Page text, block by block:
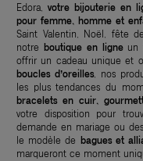
Edora, votre bijouterie en
pour femme, homme et
Saint Valentin, Noël, fête
notre boutique en ligneun
offrir un cadeau unique et
boucles d’oreilles, nos
les plus tendances du
bracelets en cuir,
votre disposition pour
demande en mariage ou
le modèle de bagues et
marqueront ce moment